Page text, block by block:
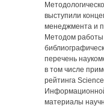
выступили
менеджмента и
Методом работы
перечень
в том числе
рейтинга
материалы